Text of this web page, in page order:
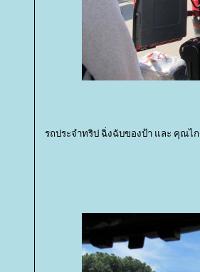
รถประจำทริป ฉิ่งฉับของป้า และ คุณไ